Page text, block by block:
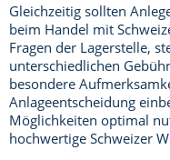
Gleichzeitig sollten
beim Handel mit
Fragen der Lagerstelle,
unterschiedlichen
besondere
Anlageentscheidung
Möglichkeiten optimal
hochwertige Schweizer